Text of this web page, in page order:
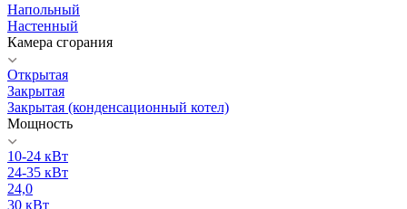
Напольный
Настенный
Камера сгорания
Открытая
Закрытая
Закрытая (конденсационный котел)
Мощность
10-24 кВт
24-35 кВт
24,0
30 кВт